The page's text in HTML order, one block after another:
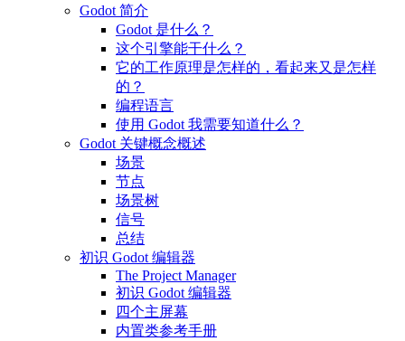
Godot 简介
Godot 是什么？
这个引擎能干什么？
它的工作原理是怎样的，看起来又是怎样
的？
编程语言
使用 Godot 我需要知道什么？
Godot 关键概念概述
场景
节点
场景树
信号
总结
初识 Godot 编辑器
The Project Manager
初识 Godot 编辑器
四个主屏幕
内置类参考手册